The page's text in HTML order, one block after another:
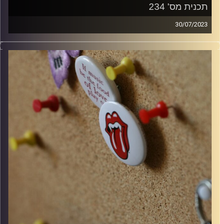
תכנית מס' 234
30/07/2023
חוגגים 11 שנים של קוואדרופוניה!
קלאסיקות רוק עם אורן הוף.
קרדיט תמונות: włodi